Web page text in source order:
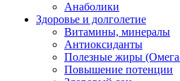
Анаболики
Здоровье и долголетие
Витамины, минералы
Антиоксиданты
Полезные жиры
Повышение потенции